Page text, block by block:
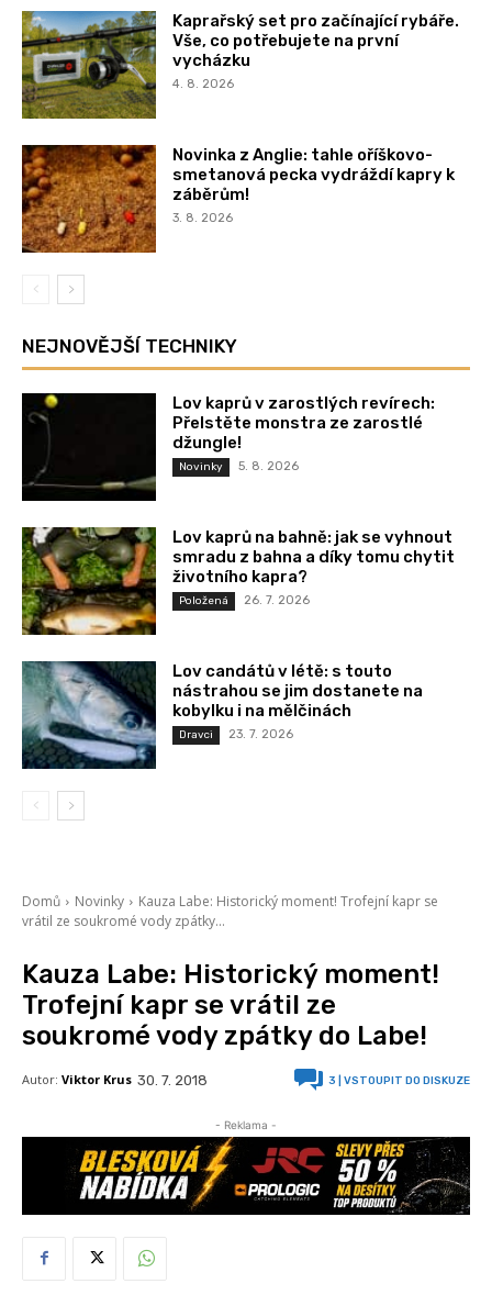
Kaprařský set pro začínající rybáře.
Vše, co potřebujete na první
vycházku
4. 8. 2026
Novinka z Anglie: tahle oříškovo-
smetanová pecka vydráždí kapry k
záběrům!
3. 8. 2026
NEJNOVĚJŠÍ TECHNIKY
Lov kaprů v zarostlých revírech:
Přelstěte monstra ze zarostlé
džungle!
Novinky 5. 8. 2026
Lov kaprů na bahně: jak se vyhnout
smradu z bahna a díky tomu chytit
životního kapra?
Položená 26. 7. 2026
Lov candátů v létě: s touto
nástrahou se jim dostanete na
kobylku i na mělčinách
Dravci 23. 7. 2026